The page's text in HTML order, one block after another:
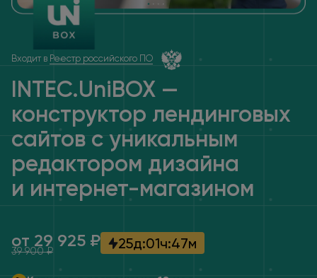
Входит в Реестр российского ПО
INTEC.UniBOX —
конструктор лендинговых
сайтов с уникальным
редактором дизайна
и интернет-магазином
от 29 925 ₽
39 900 ₽ 25д:01ч:47м